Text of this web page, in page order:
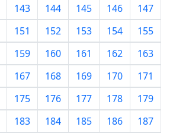
143 144 145 146
147
151 152 153 154
155
159 160 161 162
163
167 168 169 170
171
175 176 177 178
179
183 184 185 186 187